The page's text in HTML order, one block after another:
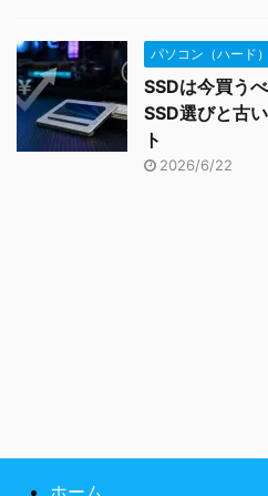
パソコン（ハード）
SSDは今買う
SSD選びと古
ト
2026/6/22
ホーム